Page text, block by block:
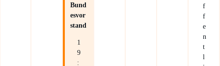
f
f
e
n
t
l
Bund
esvor
stand
1
9
: